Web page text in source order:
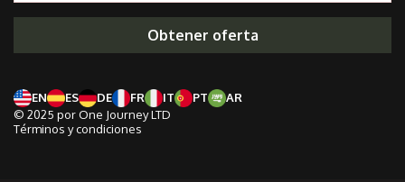
Obtener oferta
EN ES DE FR IT PT
AR
© 2025 por One Journey LTD
Términos y condiciones